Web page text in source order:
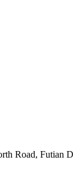
Road, Futian